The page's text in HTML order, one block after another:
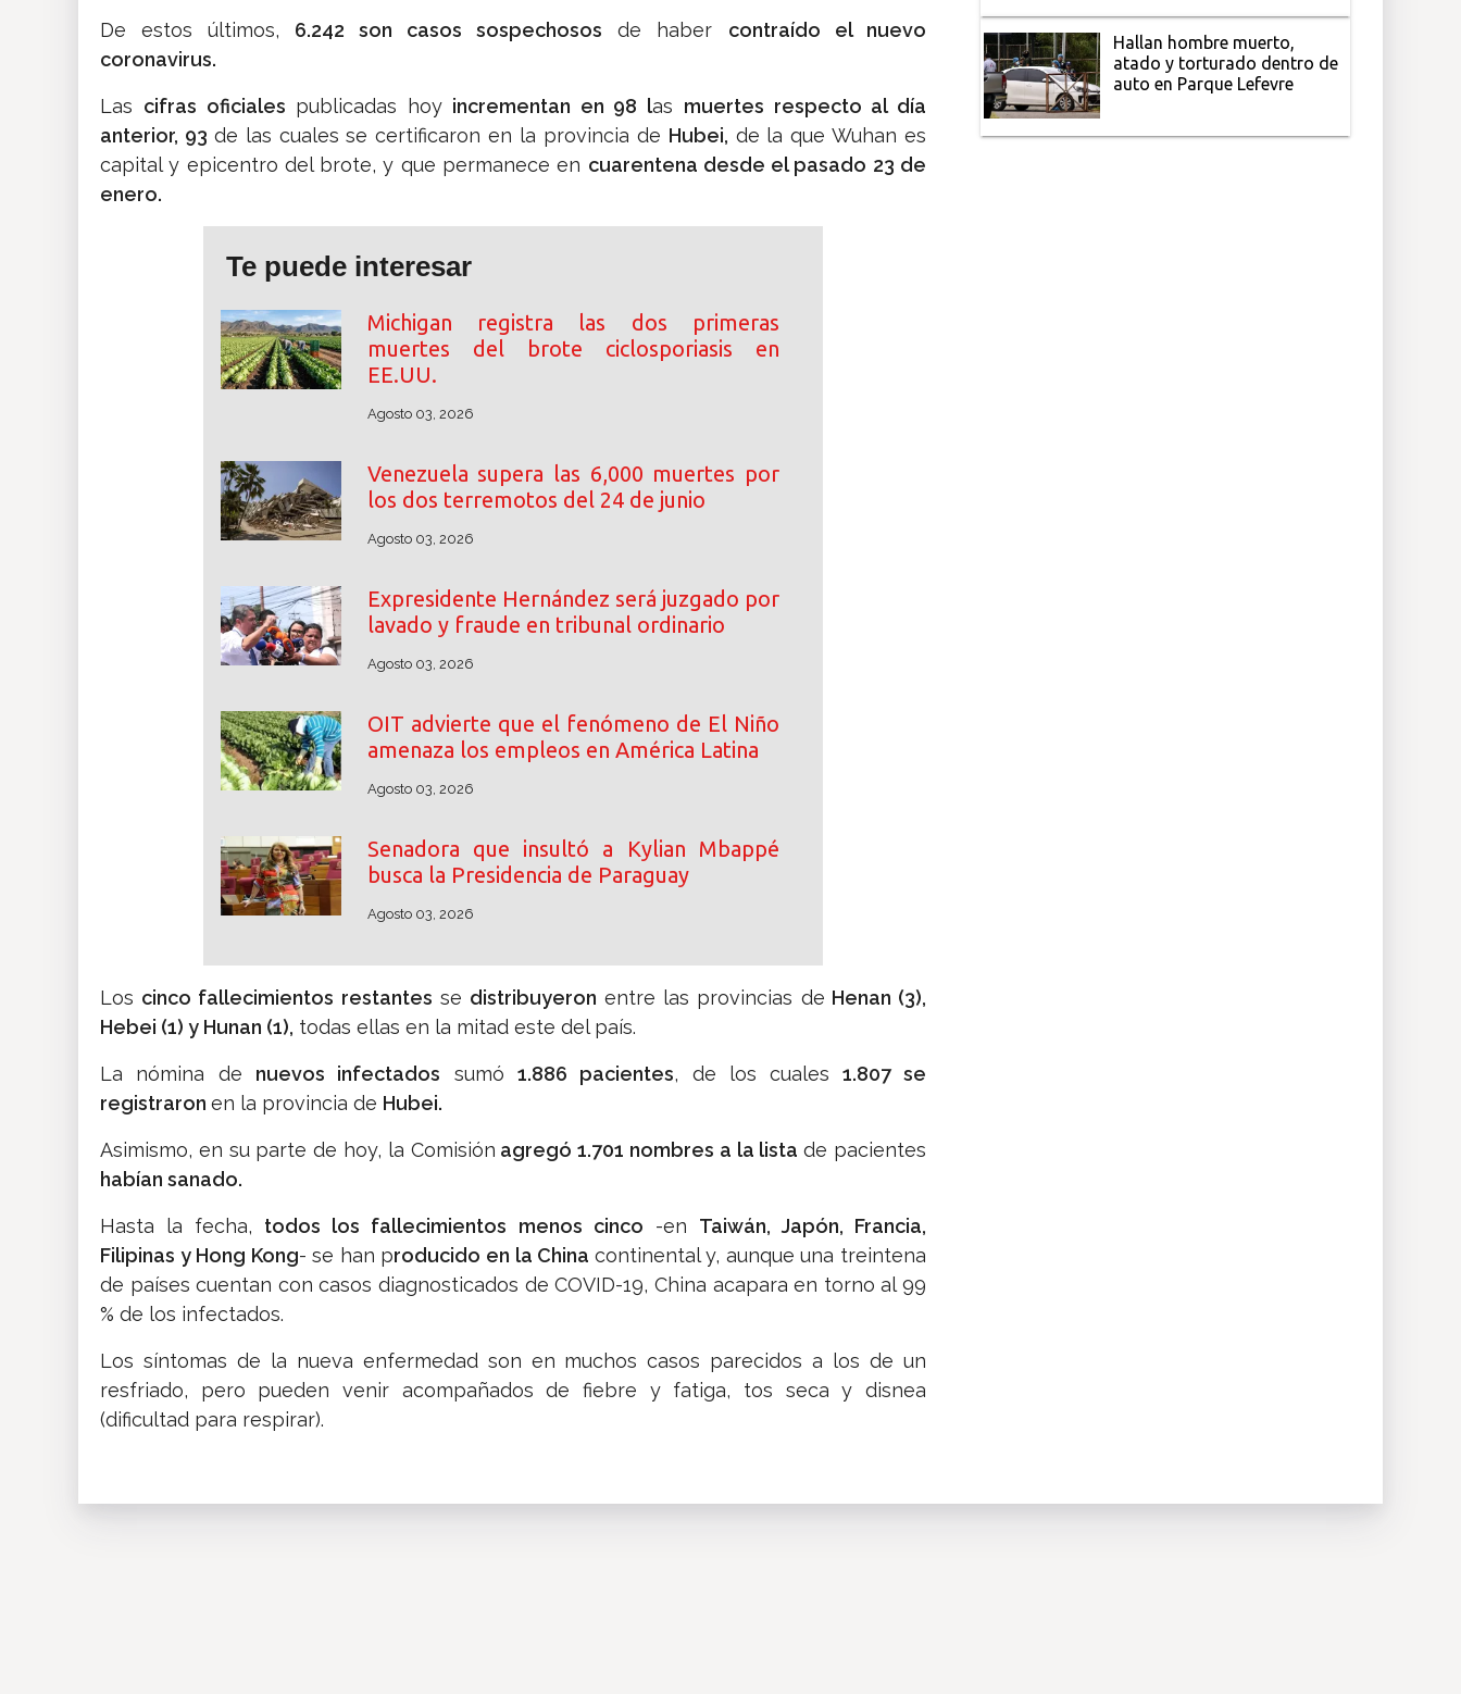
De estos últimos, 6.242 son casos sospechosos de haber contraído el nuevo
coronavirus.
Las cifras oficiales publicadas hoy incrementan en 98 las muertes respecto al día
anterior, 93 de las cuales se certificaron en la provincia de Hubei, de la que Wuhan es
capital y epicentro del brote, y que permanece en cuarentena desde el pasado 23 de
enero.
Te puede interesar
Michigan registra las dos primeras
muertes del brote ciclosporiasis en
EE.UU.
Agosto 03, 2026
Venezuela supera las 6,000 muertes por
los dos terremotos del 24 de junio
Agosto 03, 2026
Expresidente Hernández será juzgado por
lavado y fraude en tribunal ordinario
Agosto 03, 2026
OIT advierte que el fenómeno de El Niño
amenaza los empleos en América Latina
Agosto 03, 2026
Senadora que insultó a Kylian Mbappé
busca la Presidencia de Paraguay
Agosto 03, 2026
Los cinco fallecimientos restantes se distribuyeron entre las provincias de Henan (3),
Hebei (1) y Hunan (1), todas ellas en la mitad este del país.
La nómina de nuevos infectados sumó1.886 pacientes, de los cuales 1.807 se
registraron en la provincia de Hubei.
Asimismo, en su parte de hoy, la Comisión agregó 1.701 nombres a la listade pacientes
habían sanado.
Hasta la fecha, todos los fallecimientos menos cinco -en Taiwán, Japón, Francia,
Filipinas y Hong Kong- se han producido en la China continental y, aunque una treintena
de países cuentan con casos diagnosticados de COVID-19, China acapara en torno al 99
% de los infectados.
Los síntomas de la nueva enfermedad son en muchos casos parecidos a los de un
resfriado, pero pueden venir acompañados de fiebre y fatiga, tos seca y disnea
(dificultad para respirar).
Hallan hombre muerto,
atado y torturado dentro de
auto en Parque Lefevre